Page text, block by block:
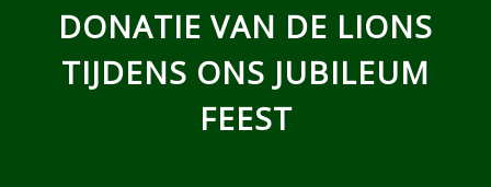
DONATIE VAN DE LIONS
TIJDENS ONS JUBILEUM
FEEST